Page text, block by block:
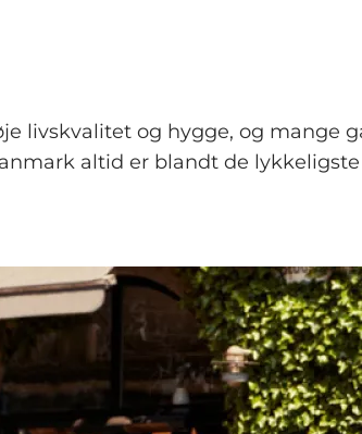
livskvalitet og hygge, og mange
altid er blandt de